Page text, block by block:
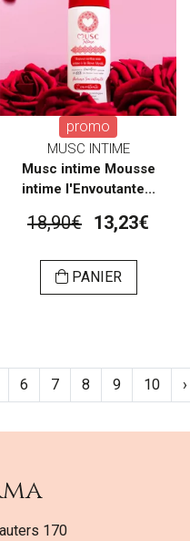
promo
MUSC INTIME
Musc intime Mousse
intime l'Envoutante...
18,90€ 13,23€
PANIER
6 7 8 9 10 ›
170